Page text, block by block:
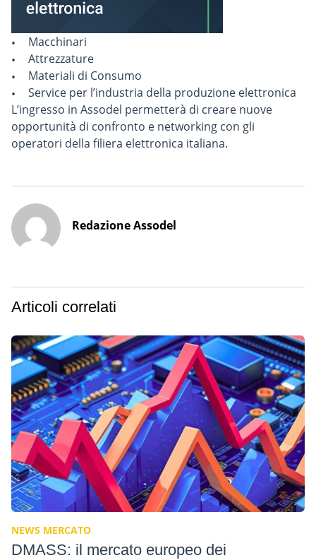
Macchinari
Attrezzature
Materiali di Consumo
Service per l’industria della produzione elettronica
L’ingresso in Assodel permetterà di creare nuove
opportunità di confronto e networking con gli
operatori della filiera elettronica italiana.
Redazione Assodel
Articoli correlati
NEWS MERCATO
DMASS: il mercato europeo dei